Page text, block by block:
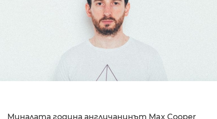
Миналата година англичанинът Max Cooper